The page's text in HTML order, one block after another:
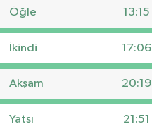
Öğle 13:15
İkindi 17:06
Akşam 20:19
Yatsı 21:51